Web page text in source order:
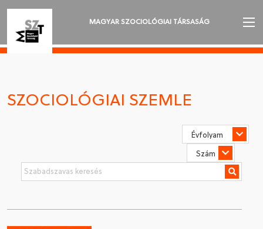
MAGYAR SZOCIOLÓGIAI TÁRSASÁG
SZOCIOLÓGIAI SZEMLE
SZOCIOLÓGIAI SZEMLE